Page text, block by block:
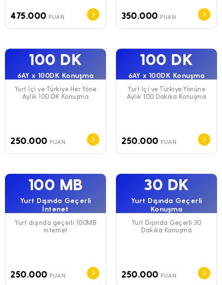
475.000 PUAN 350.000 PUAN
100 DK
6AY x 100DK Konuşma
Yurt İçi ve Türkiye Her Yöne
Aylık 100 DK Konuşma
250.000 PUAN
100 DK
6AY x 100DK Konuşma
Yurt İçi ve Türkiye Yönüne
Aylık 100 Dakika Konuşma
250.000 PUAN
100 MB
Yurt Dışında Geçerli
İntenet
Yurt dışında geçerli 100MB
internet
250.000 PUAN
30 DK
Yurt Dışında Geçerli
Konuşma
Yurt Dışında Geçerli 30
Dakika Konuşma
250.000 PUAN